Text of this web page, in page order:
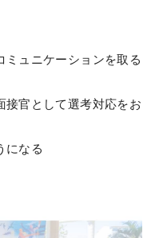
ミュニケーションを取る
接官として選考対応をお
になる